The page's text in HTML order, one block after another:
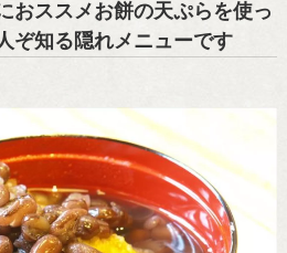
おススメお餅の天ぷらを使っ
ぞ知る隠れメニューです